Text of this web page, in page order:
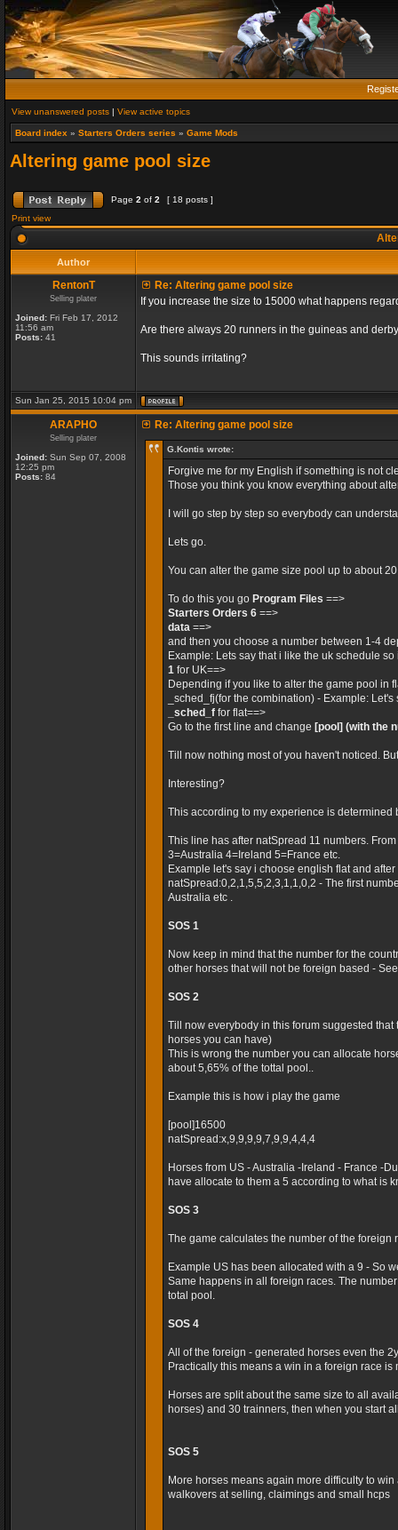
View unanswered posts | View active topics
Board index » Starters Orders series » Game Mods
Altering game pool size
Page 2 of 2
[ 18 posts ]
Print view
Author
RentonT
Selling plater
Joined: Fri Feb 17, 2012
11:56 am
Posts: 41
Re: Altering game pool size
If you increase the size to 15000 what happens
Are there always 20 runners in the guineas and
This sounds irritating?
Sun Jan 25, 2015 10:04 pm
ARAPHO
Selling plater
Joined: Sun Sep 07, 2008
12:25 pm
Posts: 84
Re: Altering game pool size
G.Kontis wrote:
Forgive me for my English if something is not
Those you think you know everything about
I will go step by step so everybody can
Lets go.
You can alter the game size pool up to about
To do this you go Program Files ==>
Starters Orders 6 ==>
data ==>
and then you choose a number between 1-4
Example: Lets say that i like the uk schedule so
1 for UK==>
Depending if you like to alter the game pool in
_sched_fj(for the combination) - Example:
_sched_f for flat==>
Go to the first line and change [pool] (with the
Till now nothing most of you haven't noticed.
Interesting?
This according to my experience is
This line has after natSpread 11 numbers.
3=Australia 4=Ireland 5=France etc.
Example let's say i choose english flat and
natSpread:0,2,1,5,5,2,3,1,1,0,2 - The first
Australia etc .
SOS 1
Now keep in mind that the number for the
other horses that will not be foreign based -
SOS 2
Till now everybody in this forum suggested
horses you can have)
This is wrong the number you can allocate
about 5,65% of the tottal pool..
Example this is how i play the game
[pool]16500
natSpread:x,9,9,9,9,7,9,9,4,4,4
Horses from US - Australia -Ireland - France -
have allocate to them a 5 according to what is
SOS 3
The game calculates the number of the foreign
Example US has been allocated with a 9 - So
Same happens in all foreign races. The
total pool.
SOS 4
All of the foreign - generated horses even the
Practically this means a win in a foreign race is
Horses are split about the same size to all
horses) and 30 trainners, then when you start
SOS 5
More horses means again more difficulty to
walkovers at selling, claimings and small hcps